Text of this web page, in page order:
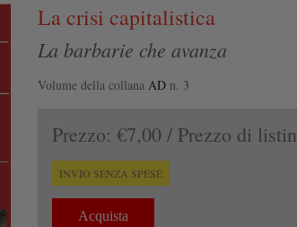
La crisi capitalistica
La barbarie che avanza
Volume della collana AD n. 3
Prezzo: €7,00 / Prezzo di
INVIO SENZA SPESE